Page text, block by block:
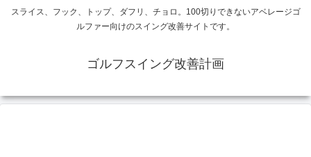
スライス、フック、トップ、ダフリ、チョロ。100切りできないアベレージゴ
ルファー向けのスイング改善サイトです。
ゴルフスイング改善計画